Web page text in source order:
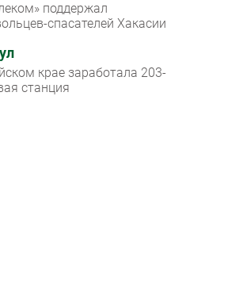
поддержал
спасателей Хакасии
крае заработала 203-
станция